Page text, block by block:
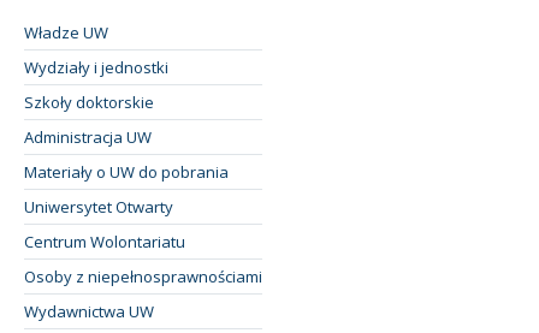
Władze UW
Wydziały i jednostki
Szkoły doktorskie
Administracja UW
Materiały o UW do pobrania
Uniwersytet Otwarty
Centrum Wolontariatu
Osoby z niepełnosprawnościami
Wydawnictwa UW